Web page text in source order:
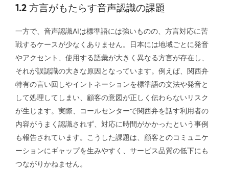
1.2 方言がもたらす音声認識の課題
一方で、音声認識AIは標準語には強いものの、方言対応に苦
戦するケースが少なくありません。日本には地域ごとに発音
やアクセント、使用する語彙が大きく異なる方言が存在し、
それが誤認識の大きな原因となっています。例えば、関西弁
特有の言い回しやイントネーションを標準語の文法や発音と
して処理してしまい、顧客の意図が正しく伝わらないリスク
が生じます。実際、コールセンターで関西弁を話す利用者の
内容がうまく認識されず、対応に時間がかかったという事例
も報告されています。こうした課題は、顧客とのコミュニケ
ーションにギャップを生みやすく、サービス品質の低下にも
つながりかねません。